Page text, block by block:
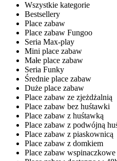
Wszystkie kategorie
Bestsellery
Place zabaw
Place zabaw Fungoo
Seria Max-play
Mini place zabaw
Małe place zabaw
Seria Funky
Średnie place zabaw
Duże place zabaw
Place zabaw ze zjeżdżalnią
Place zabaw bez huśtawki
Place zabaw z huśtawką
Place zabaw z podwójną
Place zabaw z piaskownicą
Place zabaw z domkiem
Place zabaw wspinaczkowe